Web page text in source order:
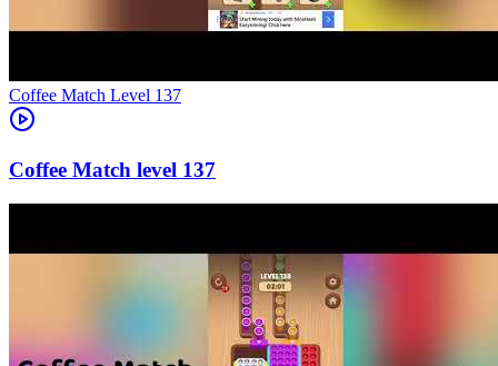
Level 137
137